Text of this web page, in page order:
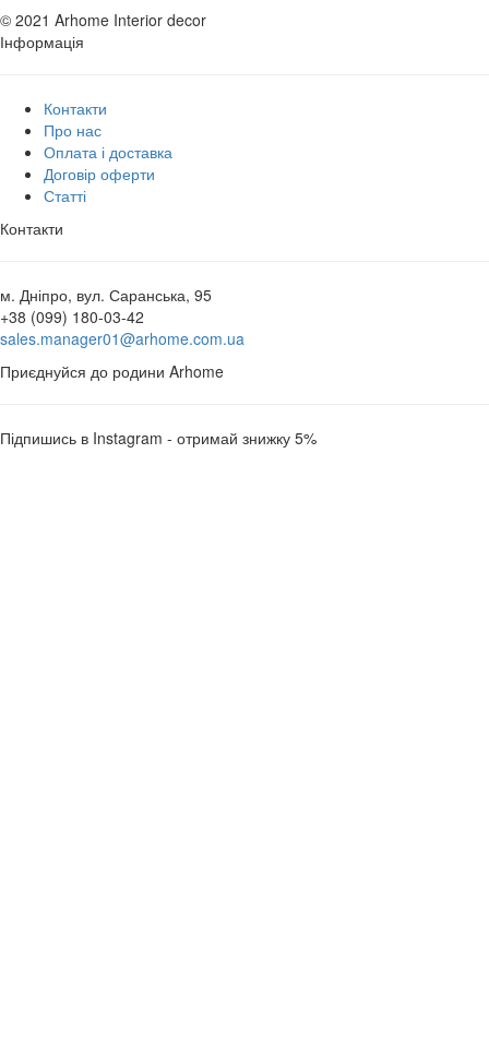
© 2021 Arhome Interior decor
Інформація
Контакти
Про нас
Оплата і доставка
Договір оферти
Статті
Контакти
м. Дніпро, вул. Саранська, 95
+38 (099) 180-03-42
sales.manager01@arhome.com.ua
Приєднуйся до родини Arhome
Підпишись в Instagram - отримай знижку 5%